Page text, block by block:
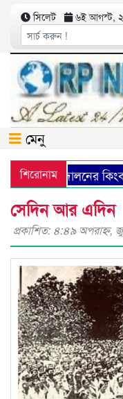
সিলেট ৬ই আগস্ট,
মেনু
শিরোনাম
আন্দোলনের
সেদিন আর এদিন
প্রকাশিত: ৪:৪৯ অপরাহ্ণ,